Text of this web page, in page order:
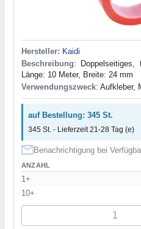
Hersteller: Kaidi
Beschreibung: Doppelseitiges,
Länge: 10 Meter, Breite: 24 mm
Verwendungszweck: Aufkleber,
auf Bestellung: 345 St.
345 St. - Lieferzeit 21-28 Tag (e)
Benachrichtigung bei
ANZAHL
1+
10+